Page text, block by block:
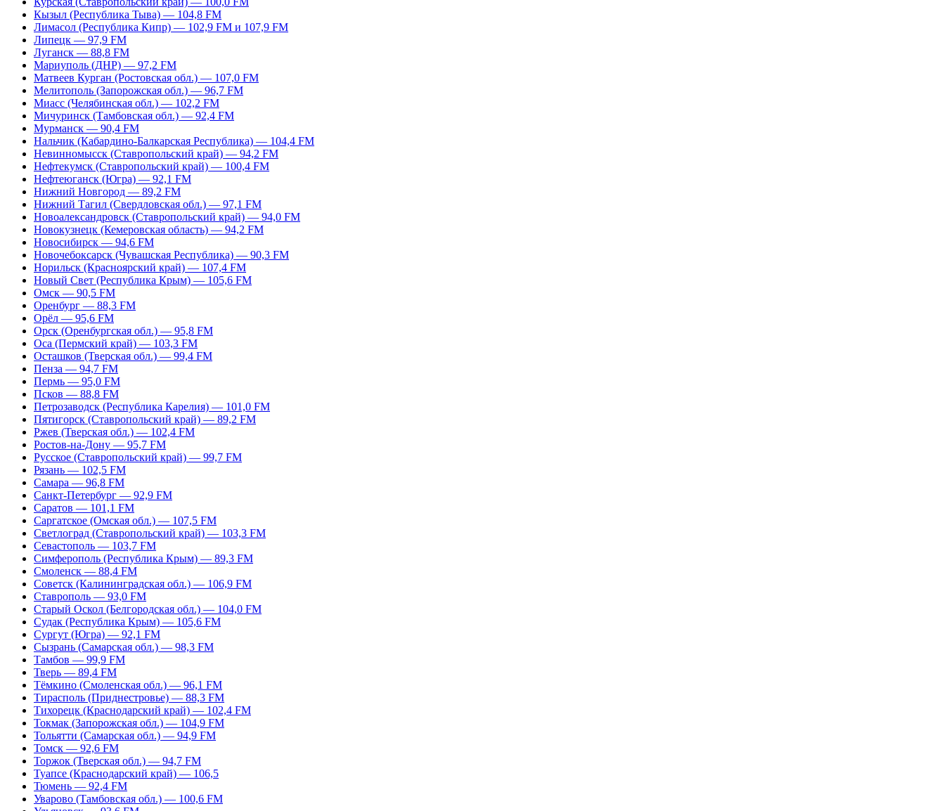
Кызыл (Республика Тыва) — 104,8 FM
Лимасол (Республика Кипр) — 102,9 FM и 107,9 FM
Липецк — 97,9 FM
Луганск — 88,8 FM
Мариуполь (ДНР) — 97,2 FM
Матвеев Курган (Ростовская обл.) — 107,0 FM
Мелитополь (Запорожская обл.) — 96,7 FM
Миасс (Челябинская обл.) — 102,2 FM
Мичуринск (Тамбовская обл.) — 92,4 FM
Мурманск — 90,4 FM
Нальчик (Кабардино-Балкарская Республика) — 104,4 FM
Невинномысск (Ставропольский край) — 94,2 FM
Нефтекумск (Ставропольский край) — 100,4 FM
Нефтеюганск (Югра) — 92,1 FM
Нижний Новгород — 89,2 FM
Нижний Тагил (Свердловская обл.) — 97,1 FM
Новоалександровск (Ставропольский край) — 94,0 FM
Новокузнецк (Кемеровская область) — 94,2 FM
Новосибирск — 94,6 FM
Новочебоксарск (Чувашская Республика) — 90,3 FM
Норильск (Красноярский край) — 107,4 FM
Новый Свет (Республика Крым) — 105,6 FM
Омск — 90,5 FM
Оренбург — 88,3 FM
Орёл — 95,6 FM
Орск (Оренбургская обл.) — 95,8 FM
Оса (Пермский край) — 103,3 FM
Осташков (Тверская обл.) — 99,4 FM
Пенза — 94,7 FM
Пермь — 95,0 FM
Псков — 88,8 FM
Петрозаводск (Республика Карелия) — 101,0 FM
Пятигорск (Ставропольский край) — 89,2 FM
Ржев (Тверская обл.) — 102,4 FM
Ростов-на-Дону — 95,7 FM
Русское (Ставропольский край) — 99,7 FM
Рязань — 102,5 FM
Самара — 96,8 FM
Санкт-Петербург — 92,9 FM
Саратов — 101,1 FM
Саргатское (Омская обл.) — 107,5 FM
Светлоград (Ставропольский край) — 103,3 FM
Севастополь — 103,7 FM
Симферополь (Республика Крым) — 89,3 FM
Смоленск — 88,4 FM
Советск (Калининградская обл.) — 106,9 FM
Ставрополь — 93,0 FM
Старый Оскол (Белгородская обл.) — 104,0 FM
Судак (Республика Крым) — 105,6 FM
Сургут (Югра) — 92,1 FM
Сызрань (Самарская обл.) — 98,3 FM
Тамбов — 99,9 FM
Тверь — 89,4 FM
Тёмкино (Смоленская обл.) — 96,1 FM
Тирасполь (Приднестровье) — 88,3 FM
Тихорецк (Краснодарский край) — 102,4 FM
Токмак (Запорожская обл.) — 104,9 FM
Тольятти (Самарская обл.) — 94,9 FM
Томск — 92,6 FM
Торжок (Тверская обл.) — 94,7 FM
Туапсе (Краснодарский край) — 106,5
Тюмень — 92,4 FM
Уварово (Тамбовская обл.) — 100,6 FM